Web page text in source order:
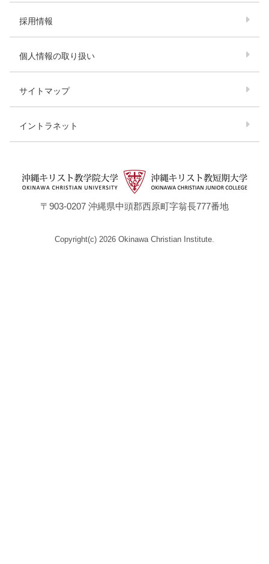
採用情報
個人情報の取り扱い
サイトマップ
イントラネット
〒903-0207 沖縄県中頭郡西原町字翁⾧777番地
Copyright(c) 2026 Okinawa Christian Institute.